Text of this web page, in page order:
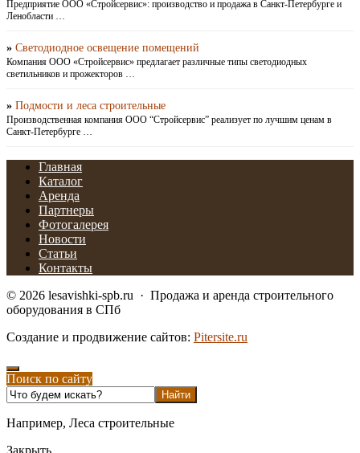
Предприятие ООО «Стройсервис»: производство и продажа в Санкт-Петербурге и
Ленобласти …
» Светодиодное освещение помещений
Компания ООО «Стройсервис» предлагает различные типы светодиодных
светильников и прожекторов …
» Подмости и леса строительные
Производственная компания ООО “Стройсервис” реализует по лучшим ценам в
Санкт-Петербурге …
Главная
Каталог
Аренда
Партнеры
Фотогалерея
Новости
Статьи
Контакты
© 2026 lesavishki-spb.ru · Продажа и аренда строительного
оборудования в СПб
Создание и продвижение сайтов: Pitersite.ru
Поиск по сайту
Например, Леса строительные